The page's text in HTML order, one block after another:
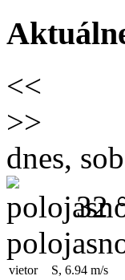
<<
>>
dnes,
32
vietor S, 6.94 m/s